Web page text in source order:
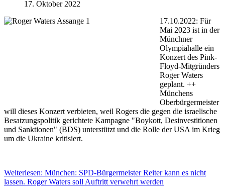
17. Oktober 2022
17.10.2022: Für
Mai 2023 ist in der
Münchner
Olympiahalle ein
Konzert des Pink-
Floyd-Mitgründers
Roger Waters
geplant. ++
Münchens
Oberbürgermeister
will dieses Konzert verbieten, weil Rogers die gegen die israelische
Besatzungspolitik gerichtete Kampagne "Boykott, Desinvestitionen
und Sanktionen" (BDS) unterstützt und die Rolle der USA im Krieg
um die Ukraine kritisiert.
Weiterlesen: München: SPD-Bürgermeister Reiter kann es nicht
lassen. Roger Waters soll Auftritt verwehrt werden